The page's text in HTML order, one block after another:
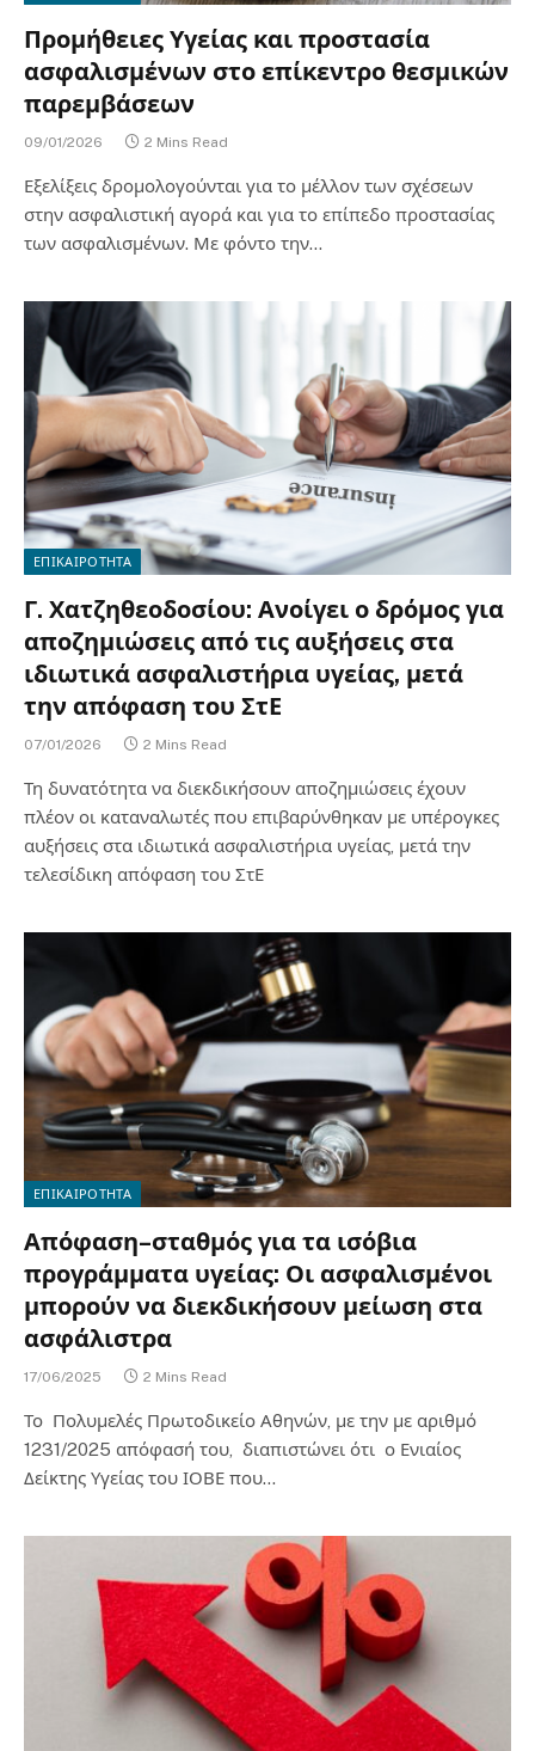
Προμήθειες Υγείας και προστασία
ασφαλισμένων στο επίκεντρο θεσμικών
παρεμβάσεων
09/01/2026 2 Mins Read
Εξελίξεις δρομολογούνται για το μέλλον των σχέσεων
στην ασφαλιστική αγορά και για το επίπεδο προστασίας
των ασφαλισμένων. Με φόντο την…
ΕΠΙΚΑΙΡΟΤΗΤΑ
Γ. Χατζηθεοδοσίου: Ανοίγει ο δρόμος για
αποζημιώσεις από τις αυξήσεις στα
ιδιωτικά ασφαλιστήρια υγείας, μετά
την απόφαση του ΣτΕ
07/01/2026 2 Mins Read
Τη δυνατότητα να διεκδικήσουν αποζημιώσεις έχουν
πλέον οι καταναλωτές που επιβαρύνθηκαν με υπέρογκες
αυξήσεις στα ιδιωτικά ασφαλιστήρια υγείας, μετά την
τελεσίδικη απόφαση του ΣτΕ
ΕΠΙΚΑΙΡΟΤΗΤΑ
Απόφαση–σταθμός για τα ισόβια
προγράμματα υγείας: Οι ασφαλισμένοι
μπορούν να διεκδικήσουν μείωση στα
ασφάλιστρα
17/06/2025 2 Mins Read
Το Πολυμελές Πρωτοδικείο Αθηνών, με την με αριθμό
1231/2025 απόφασή του, διαπιστώνει ότι ο Ενιαίος
Δείκτης Υγείας του ΙΟΒΕ που…